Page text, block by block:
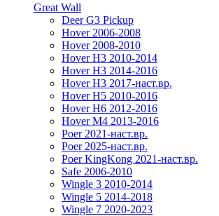
Great Wall
Deer G3 Pickup
Hover 2006-2008
Hover 2008-2010
Hover H3 2010-2014
Hover H3 2014-2016
Hover H3 2017-наст.вр.
Hover H5 2010-2016
Hover H6 2012-2016
Hover M4 2013-2016
Poer 2021-наст.вр.
Poer 2025-наст.вр.
Poer KingKong 2021-наст.вр.
Safe 2006-2010
Wingle 3 2010-2014
Wingle 5 2014-2018
Wingle 7 2020-2023